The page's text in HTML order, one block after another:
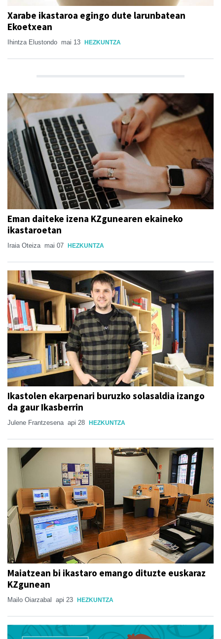
Xarabe ikastaroa egingo dute larunbatean
Ekoetxean
Ihintza Elustondo mai 13 HEZKUNTZA
Eman daiteke izena KZgunearen ekaineko
ikastaroetan
Iraia Oteiza mai 07 HEZKUNTZA
Ikastolen ekarpenari buruzko solasaldia izango
da gaur Ikasberrin
Julene Frantzesena api 28 HEZKUNTZA
Maiatzean bi ikastaro emango dituzte euskaraz
KZgunean
Mailo Oiarzabal api 23 HEZKUNTZA